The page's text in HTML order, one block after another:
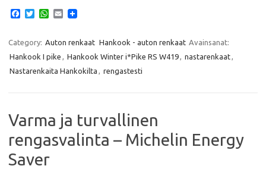
e
b
o
o
T
t
t
e
r
W
t
s
A
p
E
i
Category: Auton renkaat Hankook - auton renkaat Avainsanat:
Hankook I pike
Hankook Winter i*Pike RS W419 nastarenkaat
Nastarenkaita Hankokilta
rengastesti
Varma ja turvallinen
rengasvalinta – Michelin Energy
Saver